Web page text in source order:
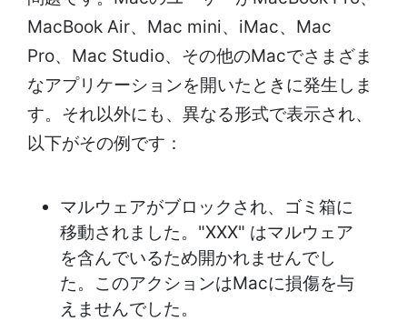
MacBook Air、Mac mini、iMac、Mac
Pro、Mac Studio、その他のMacでさまざま
なアプリケーションを開いたときに発生しま
す。それ以外にも、異なる形式で表示され、
以下がその例です：
マルウェアがブロックされ、ゴミ箱に
移動されました。"XXX" はマルウェア
を含んでいるため開かれませんでし
た。このアクションはMacに損傷を与
えませんでした。